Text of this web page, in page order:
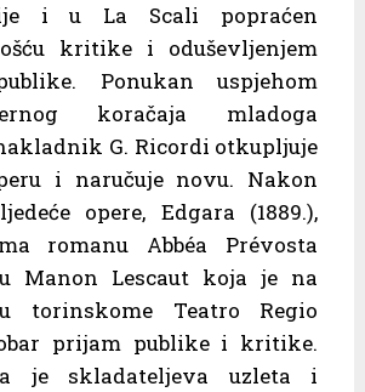
i u La Scali popraćen
kritike i oduševljenjem
Ponukan uspjehom
koračaja mladoga
G. Ricordi otkupljuje
i naručuje novu. Nakon
opere, Edgara (1889.),
romanu Abbéa Prévosta
Manon Lescaut koja je na
torinskome Teatro Regio
prijam publike i kritike.
je skladateljeva uzleta i